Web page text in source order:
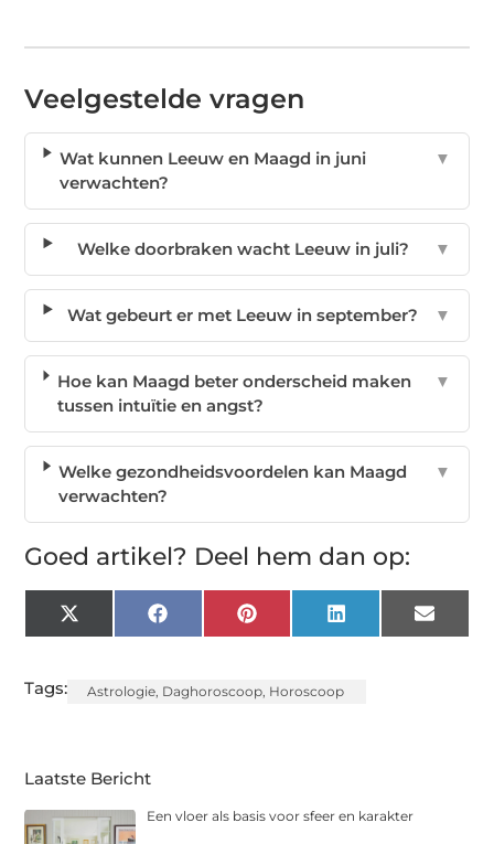
Veelgestelde vragen
Wat kunnen Leeuw en Maagd in juni
verwachten?
▼
Welke doorbraken wacht Leeuw in juli? ▼
Wat gebeurt er met Leeuw in september? ▼
Hoe kan Maagd beter onderscheid maken
tussen intuïtie en angst?
▼
Welke gezondheidsvoordelen kan Maagd
verwachten?
▼
Goed artikel? Deel hem dan op:
X
(Twitter)
FacebookPinterest LinkedIn Email
Tags: Astrologie, Daghoroscoop, Horoscoop
Laatste Bericht
Een vloer als basis voor sfeer en karakter